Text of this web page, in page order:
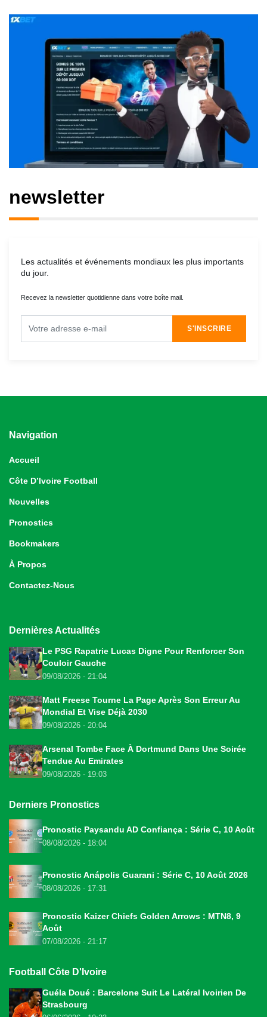
newsletter
Les actualités et événements mondiaux les plus importants
du jour.
Recevez la newsletter quotidienne dans votre boîte mail.
S'INSCRIRE
Navigation
Accueil
Côte D’Ivoire Football
Nouvelles
Pronostics
Bookmakers
À Propos
Contactez-Nous
Dernières Actualités
Le PSG Rapatrie Lucas Digne Pour Renforcer Son
Couloir Gauche
09/08/2026 - 21:04
Matt Freese Tourne La Page Après Son Erreur Au
Mondial Et Vise Déjà 2030
09/08/2026 - 20:04
Arsenal Tombe Face À Dortmund Dans Une Soirée
Tendue Au Emirates
09/08/2026 - 19:03
Derniers Pronostics
Pronostic Paysandu AD Confiança : Série C, 10 Août
08/08/2026 - 18:04
Pronostic Anápolis Guarani : Série C, 10 Août 2026
08/08/2026 - 17:31
Pronostic Kaizer Chiefs Golden Arrows : MTN8, 9
Août
07/08/2026 - 21:17
Football Côte D'Ivoire
Guéla Doué : Barcelone Suit Le Latéral Ivoirien De
Strasbourg